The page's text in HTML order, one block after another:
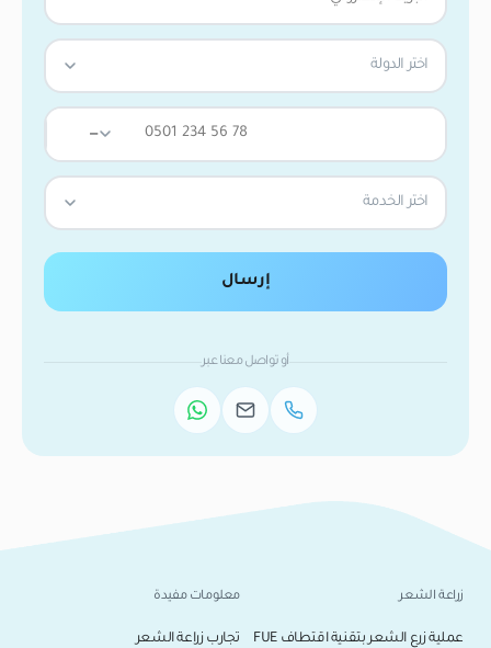
اختر الدولة
—
اختر الخدمة
إرسال
أو تواصل معنا عبر
زراعة الشعر
عملية زرع الشعر بتقنية اقتطاف FUE
معلومات مفيدة
تجارب زراعة الشعر